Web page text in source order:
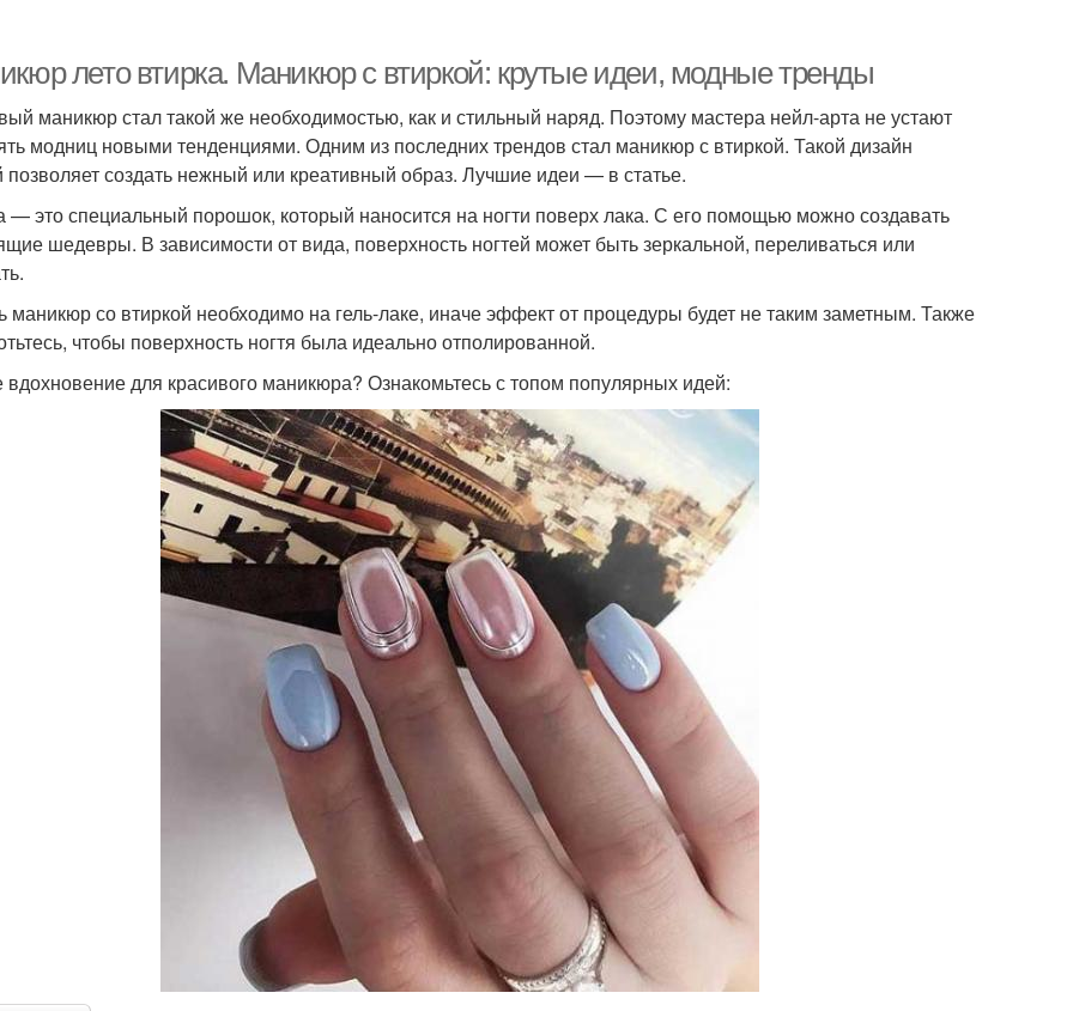
лето втирка. Маникюр с втиркой: крутые идеи, модные тренды
маникюр стал такой же необходимостью, как и стильный наряд. Поэтому мастера нейл-арта не устают
модниц новыми тенденциями. Одним из последних трендов стал маникюр с втиркой. Такой дизайн
позволяет создать нежный или креативный образ. Лучшие идеи — в статье.
— это специальный порошок, который наносится на ногти поверх лака. С его помощью можно создавать
шедевры. В зависимости от вида, поверхность ногтей может быть зеркальной, переливаться или
маникюр со втиркой необходимо на гель-лаке, иначе эффект от процедуры будет не таким заметным. Также
чтобы поверхность ногтя была идеально отполированной.
для красивого маникюра? Ознакомьтесь с топом популярных идей: